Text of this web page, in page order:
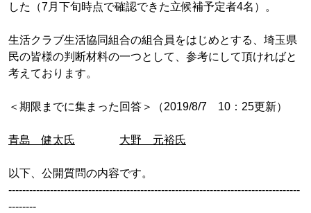
した（7月下旬時点で確認できた立候補予定者4名）。
生活クラブ生活協同組合の組合員をはじめとする、埼玉県
民の皆様の判断材料の一つとして、参考にして頂ければと
考えております。
＜期限までに集まった回答＞（2019/8/7 10：25更新）
青島 健太氏 大野 元裕氏
以下、公開質問の内容です。
------------------------------------------------------------------------------------
--------